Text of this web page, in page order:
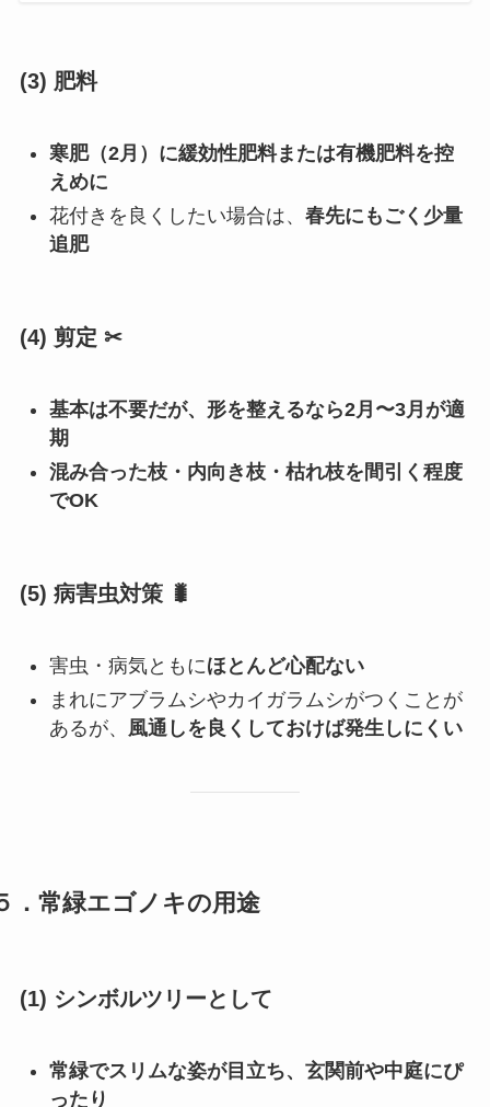
(3) 肥料
寒肥（2月）に緩効性肥料または有機肥料を控
えめに
花付きを良くしたい場合は、 春先にもごく少量
追肥
(4) 剪定 ✂
基本は不要だが、形を整えるなら2月〜3月が適
期
混み合った枝・内向き枝・枯れ枝を間引く程度
でOK
(5) 病害虫対策 🐛
害虫・病気ともにほとんど心配ない
まれにアブラムシやカイガラムシがつくことが
あるが、
風通しを良くしておけば発生しにくい
．常緑エゴノキの用途
(1) シンボルツリーとして
常緑でスリムな姿が目立ち、玄関前や中庭にぴ
ったり